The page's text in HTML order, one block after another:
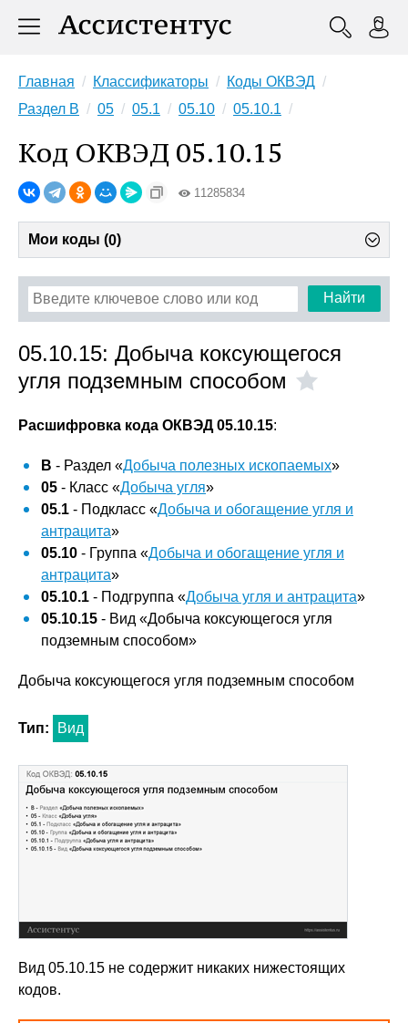
Главная Классификаторы
Коды ОКВЭД
Раздел B
05 05.1 05.10 05.10.1
Код ОКВЭД 05.10.15
11285834
Мои коды (0)
Найти
05.10.15: Добыча коксующегося
угля подземным способом
Расшифровка кода ОКВЭД 05.10.15:
B - Раздел «Добыча полезных ископаемых»
05 - Класс «Добыча угля»
05.1 - Подкласс «Добыча и обогащение угля и
антрацита»
05.10 - Группа «Добыча и обогащение угля и
антрацита»
05.10.1 - Подгруппа «Добыча угля и антрацита»
05.10.15 - Вид «Добыча коксующегося угля
подземным способом»
Добыча коксующегося угля подземным способом
Тип: Вид
Вид 05.10.15 не содержит никаких нижестоящих
кодов.